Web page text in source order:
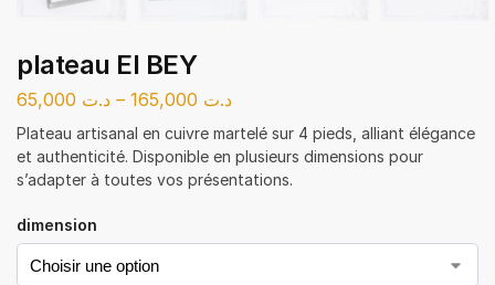
plateau El BEY
د.ت – د.ت
Plateau artisanal en cuivre martelé sur 4 pieds, alliant élégance
et authenticité. Disponible en plusieurs dimensions pour
s’adapter à toutes vos présentations.
dimension